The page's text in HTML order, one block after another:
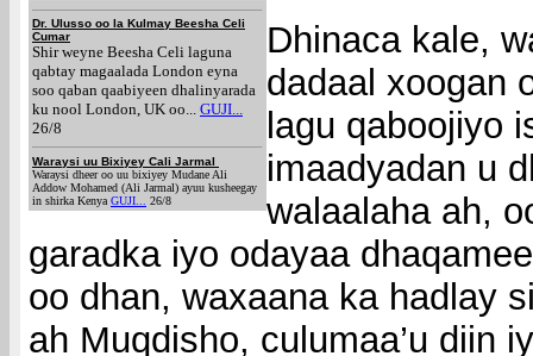
Dr. Ulusso oo la Kulmay Beesha Celi
Cumar
Shir weyne Beesha Celi laguna
qabtay magaalada London eyna
soo qaban qaabiyeen dhalinyarada
ku nool London, UK oo... GUJI...
26/8
Waraysi uu Bixiyey Cali Jarmal
Waraysi dheer oo uu bixiyey Mudane Ali
Addow Mohamed (Ali Jarmal) ayuu kusheegay
in shirka Kenya GUJI... 26/8
Dhinaca kale,
dadaal xoogan
lagu qaboojiyo
imaadyadan u
walaalaha ah,
garadka iyo odayaa
oo dhan, waxaana ka hadlay
ah Muqdisho, culumaa’u diin